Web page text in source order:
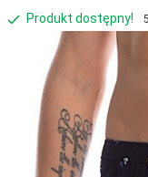
Produkt dostępny!